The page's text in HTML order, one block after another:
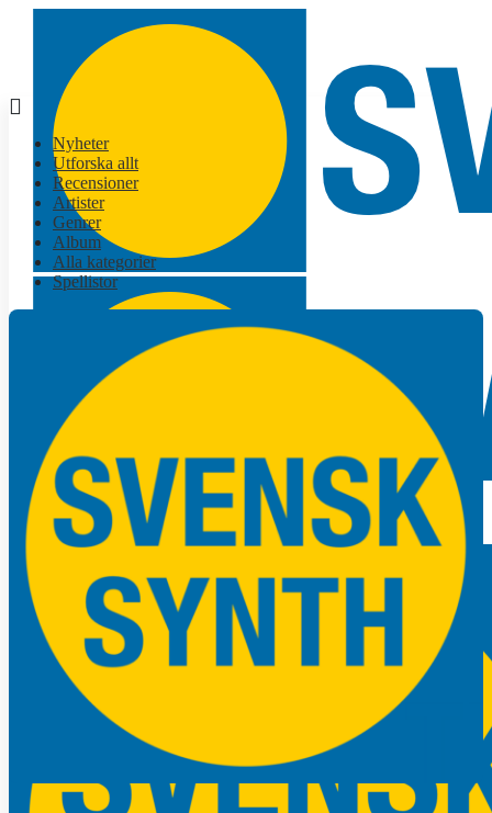
Nyheter
Utforska allt
Recensioner
Artister
Genrer
Album
Alla kategorier
Spellistor